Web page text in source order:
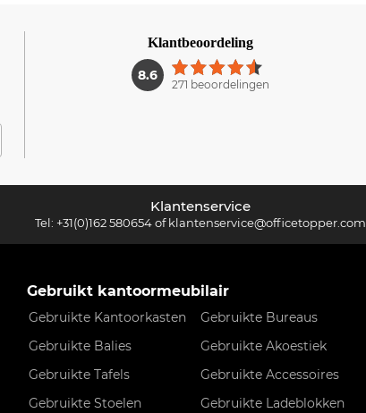
Klantbeoordeling
8.6 1
271 beoordelingen
Klantenservice
Tel: +31(0)162 580654ofklantenservice@officetopper.com
Gebruikt kantoormeubilair
Gebruikte Kantoorkasten
Gebruikte Bureaus
Gebruikte Balies
Gebruikte Akoestiek
Gebruikte Tafels
Gebruikte Accessoires
Gebruikte Stoelen
Gebruikte Ladeblokken